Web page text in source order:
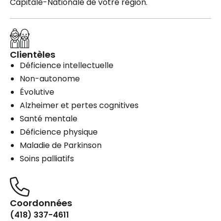
Clientèles
Déficience intellectuelle
Non-autonome
Évolutive
Alzheimer et pertes cognitives
Santé mentale
Déficience physique
Maladie de Parkinson
Soins palliatifs
Coordonnées
(418) 337-4611